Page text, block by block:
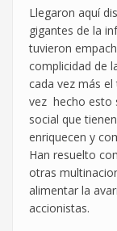
Llegaron aquí
gigantes de la
tuvieron
complicidad de
cada vez más
vez hecho esto
social que
enriquecen y
Han resuelto
otras
alimentar la
accionistas.